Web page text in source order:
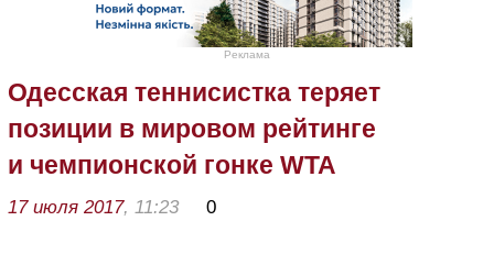
Реклама
Одесская теннисистка теряет
позиции в мировом рейтинге
и чемпионской гонке WTA
17 июля 2017, 11:23 0